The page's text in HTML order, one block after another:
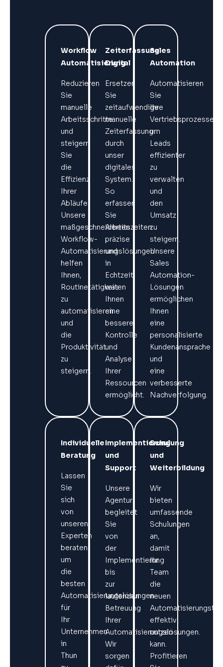
Workflow
Automatisierung
Reduzieren
Sie
manuelle
Arbeitsschritte
und
steigern
Sie
die
Effizienz
Ihrer
Abläufe.
Unsere
maßgeschneiderten
Workflow-
Automatisierungslösungen
helfen
Ihnen,
Routinetätigkeiten
zu
automatisieren
und
die
Produktivität
zu
steigern.
Zeiterfassung
Digital
Ersetzen
Sie
zeitaufwendige
manuelle
Zeiterfassung
durch
unser
digitales
System.
So
erfassen
Sie
Arbeitszeiten
präzise
und
in
Echtzeit,
was
Ihnen
eine
bessere
Kontrolle
und
Analyse
Ihrer
Ressourcen
ermöglicht.
Sales
Automation
Automatisieren
Sie
Ihre
Vertriebsprozesse,
um
Leads
effizienter
zu
verwalten
und
den
Umsatz
zu
steigern.
Unsere
Sales
Automation-
Lösungen
ermöglichen
Ihnen
eine
personalisierte
Kundenansprache
und
eine
verbesserte
Nachverfolgung.
Individuelle
Beratung
Lassen
Sie
sich
von
unseren
Experten
beraten,
um
die
besten
Automatisierungslösungen
für
Ihr
Unternehmen
in
Thun
Implementierung
und
Support
Unsere
Agentur
begleitet
Sie
von
der
Implementierung
bis
zur
laufenden
Betreuung
Ihrer
Automatisierungslösungen.
Wir
sorgen
Schulung
und
Weiterbildung
Wir
bieten
umfassende
Schulungen
an,
damit
Ihr
Team
die
neuen
effektiv
nutzen
kann.
Profitieren